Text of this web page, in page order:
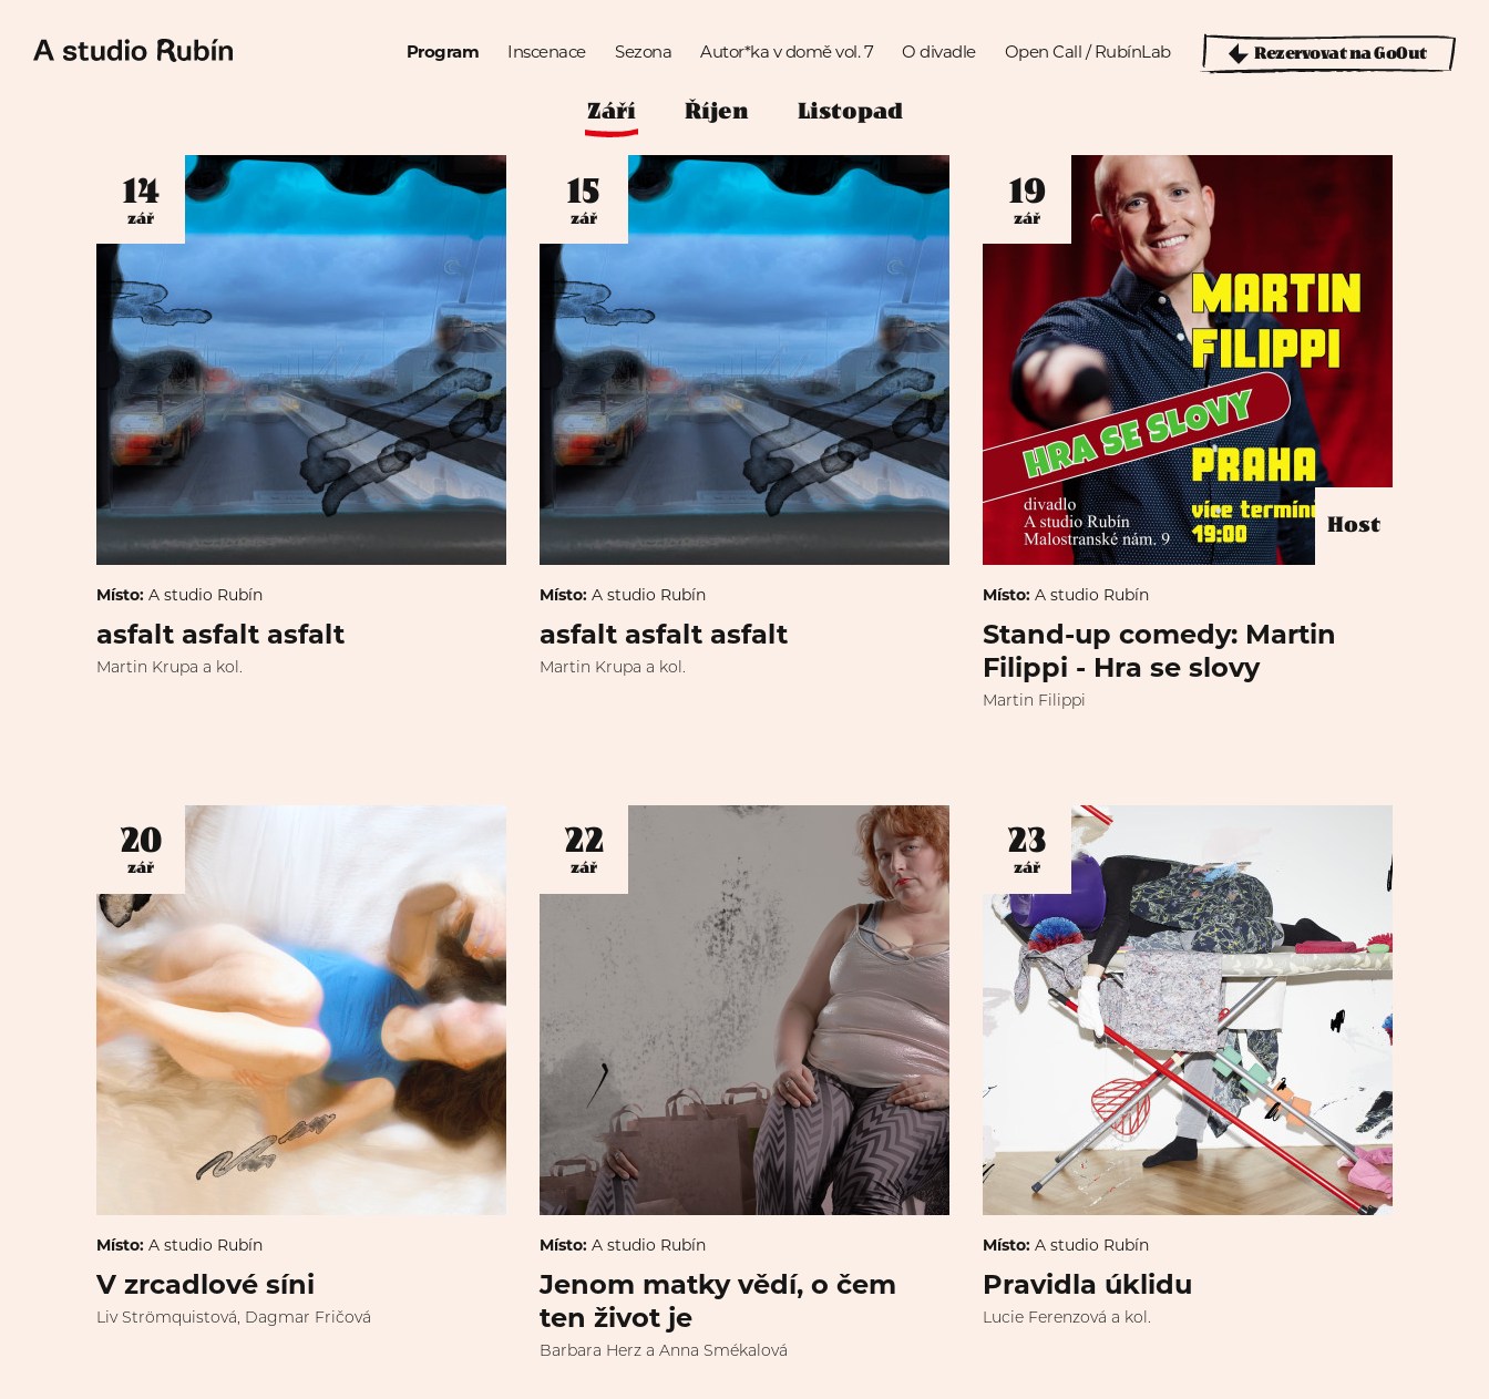
Program Inscenace Sezona Autor*ka v domě vol. 7 O divadle Open Call / RubínLab Rezervovat na GoOut
září říjen listopad
14
zář
Místo: A studio Rubín
asfalt asfalt asfalt
Martin Krupa a kol.
15
zář
Místo: A studio Rubín
asfalt asfalt asfalt
Martin Krupa a kol.
19
zář
Host
Místo: A studio Rubín
Stand-up comedy: Martin
Filippi - Hra se slovy
Martin Filippi
20
zář
Místo: A studio Rubín
V zrcadlové síni
Liv Strömquistová, Dagmar Fričová
22
zář
Místo: A studio Rubín
Jenom matky vědí, o čem
ten život je
Barbara Herz a Anna Smékalová
23
zář
Místo: A studio Rubín
Pravidla úklidu
Lucie Ferenzová a kol.